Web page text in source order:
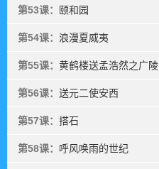
第53课： 颐和园
第54课： 浪漫夏威夷
第55课： 黄鹤楼送孟浩然之广陵
第56课： 送元二使安西
第57课： 搭石
第58课： 呼风唤雨的世纪